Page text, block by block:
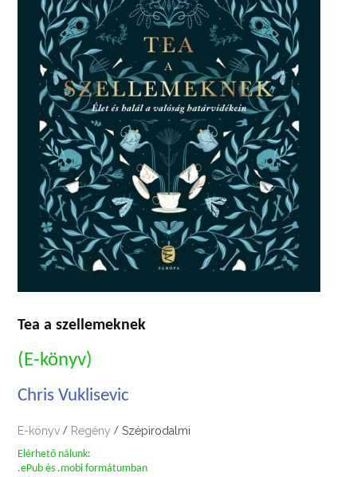
Tea a szellemeknek
(E-könyv)
Chris Vuklisevic
E-könyv / Regény / Szépirodalmi
Elérhető nálunk:
.ePub és .mobi formátumban